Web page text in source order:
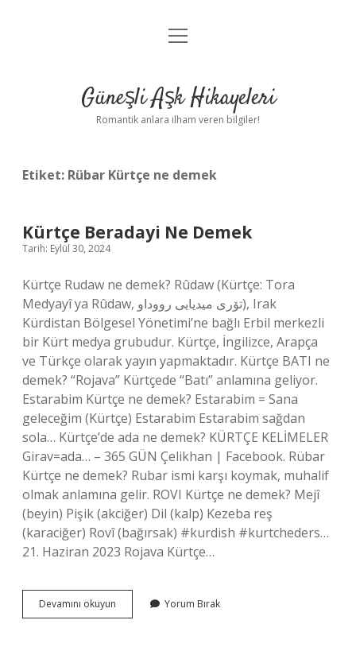
Anasayfa
Yasal Uyarı
menüyü
Güneşli Aşk Hikayeleri
Romantik anlara ilham veren bilgiler!
Etiket: Rübar Kürtçe ne demek
Kürtçe Beradayi Ne Demek
Tarih: Eylül 30, 2024
Kürtçe Rudaw ne demek? Rûdaw (Kürtçe: Tora
Medyayî ya Rûdaw, تۆری میدیایی رووداو), Irak
Kürdistan Bölgesel Yönetimi’ne bağlı Erbil merkezli
bir Kürt medya grubudur. Kürtçe, İngilizce, Arapça
ve Türkçe olarak yayın yapmaktadır. Kürtçe BATI ne
demek? “Rojava” Kürtçede “Batı” anlamına geliyor.
Estarabim Kürtçe ne demek? Estarabim = Sana
geleceğim (Kürtçe) Estarabim Estarabim sağdan
sola… Kürtçe’de ada ne demek? KÜRTÇE KELİMELER
Girav=ada… – 365 GÜN Çelikhan | Facebook. Rübar
Kürtçe ne demek? Rubar ismi karşı koymak, muhalif
olmak anlamına gelir. ROVI Kürtçe ne demek? Mejî
(beyin) Pişik (akciğer) Dil (kalp) Kezeba reş
(karaciğer) Rovî (bağırsak) #kurdish #kurtcheders…
21. Haziran 2023 Rojava Kürtçe…
Devamını okuyun
Beradayi
Yorum Bırak